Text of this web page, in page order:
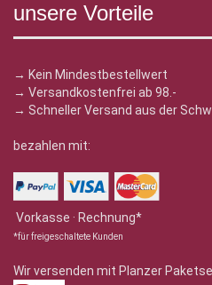
unsere Vorteile
→ Kein Mindestbestellwert
→ Versandkostenfrei ab 98.-
→ Schneller Versand aus der
bezahlen mit:
Vorkasse · Rechnung*
*für freigeschaltete Kunden
Wir versenden mit Planzer